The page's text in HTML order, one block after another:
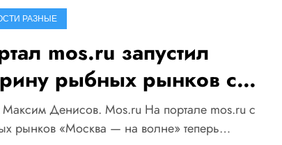
РАЗНЫЕ
mos.ru запустил
рыбных рынков с
Денисов. Mos.ru На портале mos.ru с
рынков «Москва — на волне» теперь…